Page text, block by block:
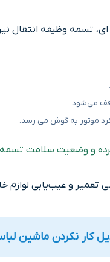
تسمه وظیفه انتقال
می‌شود
موتور به گوش می رسد.
و وضعیت سلامت
تعمیر و عیب‌یابی لوازم
کار نکردن ماشین